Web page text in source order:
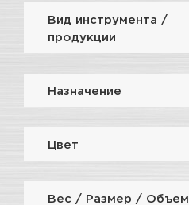
Вид инструмента /
продукции
Назначение
Цвет
Вес / Размер / Объем